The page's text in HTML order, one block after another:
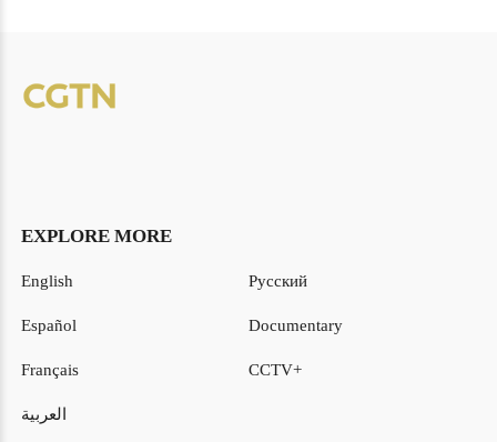
EXPLORE MORE
English
Español
Français
العربية
Русский
Documentary
CCTV+